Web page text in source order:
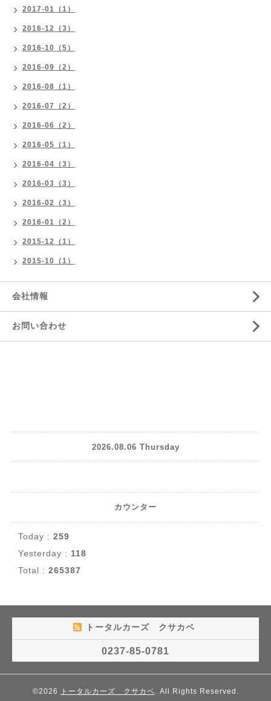
2017-01（1）
2016-12（3）
2016-10（5）
2016-09（2）
2016-08（1）
2016-07（2）
2016-06（2）
2016-05（1）
2016-04（3）
2016-03（3）
2016-02（3）
2016-01（2）
2015-12（1）
2015-10（1）
会社情報
お問い合わせ
2026.08.06 Thursday
カウンター
Today : 259
Yesterday : 118
Total : 265387
トータルカーズ クサカベ
0237-85-0781
©2026 トータルカーズ クサカベ. All Rights Reserved.